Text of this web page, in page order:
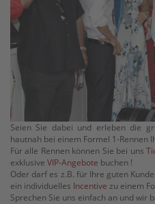
Seien Sie dabei und erleben die
hautnah bei einem Formel 1-Rennen
Für alle Rennen können Sie bei uns
exklusive VIP-Angebote buchen !
Oder darf es z.B. für Ihre guten
ein individuelles Incentive zu einem
Sprechen Sie uns einfach an und wir